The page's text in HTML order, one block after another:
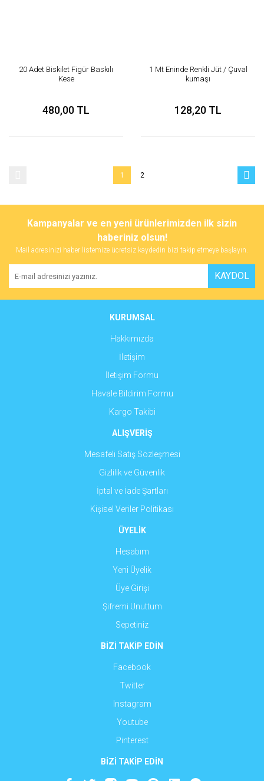
20 Adet Biskilet Figür Baskılı
Kese
480,00 TL
1 Mt Eninde Renkli Jüt / Çuval
kumaşı
128,20 TL
1 2
Kampanyalar ve en yeni ürünlerimizden ilk sizin
haberiniz olsun!
Mail adresinizi haber listemize ücretsiz kaydedin bizi takip etmeye başlayın.
KAYDOL
KURUMSAL
Hakkımızda
İletişim
İletişim Formu
Havale Bildirim Formu
Kargo Takibi
ALIŞVERİŞ
Mesafeli Satış Sözleşmesi
Gizlilik ve Güvenlik
İptal ve İade Şartları
Kişisel Veriler Politikası
ÜYELİK
Hesabım
Yeni Üyelik
Üye Girişi
Şifremi Unuttum
Sepetiniz
BİZİ TAKİP EDİN
Facebook
Twitter
Instagram
Youtube
Pinterest
BİZİ TAKİP EDİN